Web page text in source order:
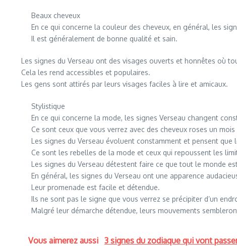
Beaux cheveux
En ce qui concerne la couleur des cheveux, en général, les
Il est généralement de bonne qualité et sain.
Les signes du Verseau ont des visages ouverts et honnêtes où
Cela les rend accessibles et populaires.
Les gens sont attirés par leurs visages faciles à lire et amicaux.
Stylistique
En ce qui concerne la mode, les signes Verseau changent
Ce sont ceux que vous verrez avec des cheveux roses un
Les signes du Verseau évoluent constamment et pensent
Ce sont les rebelles de la mode et ceux qui repoussent les
Les signes du Verseau détestent faire ce que tout le monde
En général, les signes du Verseau ont une apparence
Leur promenade est facile et détendue.
Ils ne sont pas le signe que vous verrez se précipiter d’un
Malgré leur démarche détendue, leurs mouvements
Vous aimerez aussi 3 signes du zodiaque qui vont